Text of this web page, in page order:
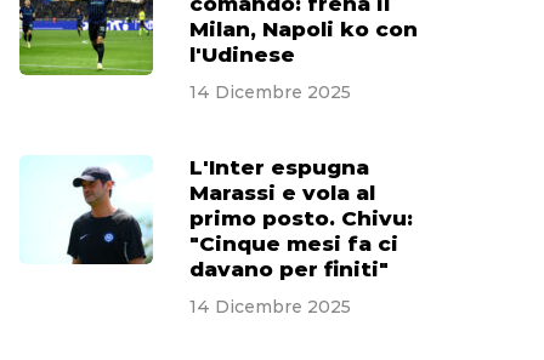
Milan, Napoli ko con
l'Udinese
14 Dicembre 2025
L'Inter espugna
Marassi e vola al
primo posto. Chivu:
"Cinque mesi fa ci
davano per finiti"
14 Dicembre 2025